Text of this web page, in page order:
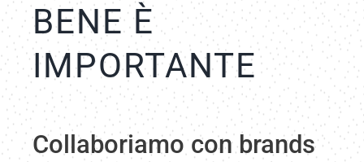
BENE È
IMPORTANTE
Collaboriamo con brands